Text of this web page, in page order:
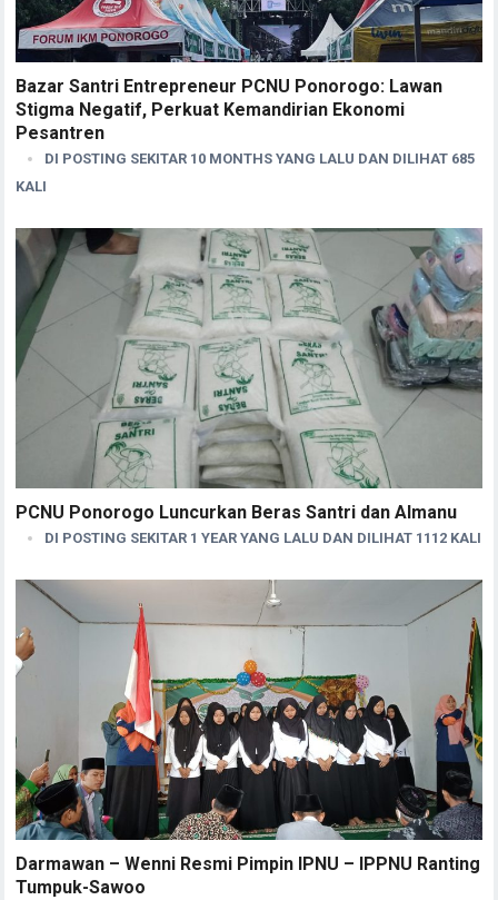
Bazar Santri Entrepreneur PCNU Ponorogo: Lawan
Stigma Negatif, Perkuat Kemandirian Ekonomi
Pesantren
DI POSTING SEKITAR 10 MONTHS YANG LALU DAN DILIHAT 685
KALI
PCNU Ponorogo Luncurkan Beras Santri dan Almanu
DI POSTING SEKITAR 1 YEAR YANG LALU DAN DILIHAT 1112 KALI
Darmawan – Wenni Resmi Pimpin IPNU – IPPNU Ranting
Tumpuk-Sawoo